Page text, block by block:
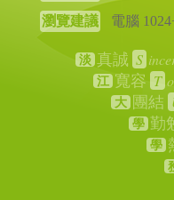
瀏覽建議
電腦
淡 真誠 S
江 寬容 T
大 團結
學 勤
學